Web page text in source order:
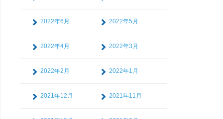
2022年6月 2022年5月
2022年4月 2022年3月
2022年2月 2022年1月
2021年12月 2021年11月